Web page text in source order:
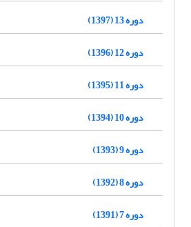
دوره 13 (1397)
دوره 12 (1396)
دوره 11 (1395)
دوره 10 (1394)
دوره 9 (1393)
دوره 8 (1392)
دوره 7 (1391)